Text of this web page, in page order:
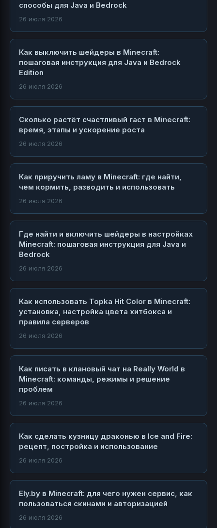
способы для Java и Bedrock
26 июля 2026
Как выключить шейдеры в Minecraft:
пошаговая инструкция для Java и Bedrock
Edition
26 июля 2026
Сколько растёт счастливый гаст в Minecraft:
время, этапы и ускорение роста
26 июля 2026
Как приручить ламу в Minecraft: где найти,
чем кормить, разводить и использовать
26 июля 2026
Где найти и включить шейдеры в настройках
Minecraft: пошаговая инструкция для Java и
Bedrock
26 июля 2026
Как использовать Topka Hit Color в Minecraft:
установка, настройка цвета хитбокса и
правила серверов
26 июля 2026
Как писать в клановый чат на Really World в
Minecraft: команды, режимы и решение
проблем
26 июля 2026
Как сделать кузницу драконью в Ice and Fire:
рецепт, постройка и использование
26 июля 2026
Ely.by в Minecraft: для чего нужен сервис, как
пользоваться скинами и авторизацией
26 июля 2026